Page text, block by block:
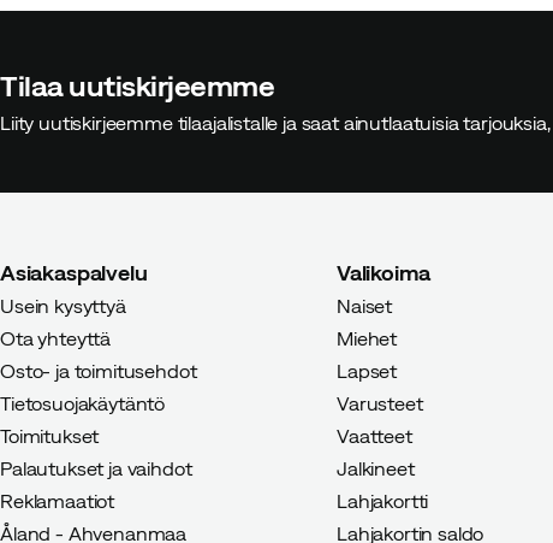
Tilaa uutiskirjeemme
Liity uutiskirjeemme tilaajalistalle ja saat ainutlaatuisia
Asiakaspalvelu
Usein kysyttyä
Ota yhteyttä
Osto- ja toimitusehdot
Tietosuojakäytäntö
Toimitukset
Palautukset ja vaihdot
Reklamaatiot
Åland - Ahvenanmaa
Valikoima
Naiset
Miehet
Lapset
Varusteet
Vaatteet
Jalkineet
Lahjakortti
Lahjakortin saldo